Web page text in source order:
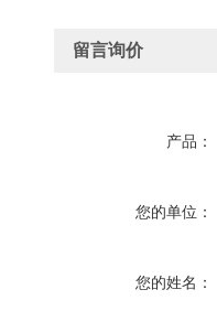
留言询价
产品：
您的单位：
您的姓名：